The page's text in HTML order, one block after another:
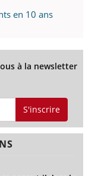
en 10 ans
à la newsletter
S'inscrire